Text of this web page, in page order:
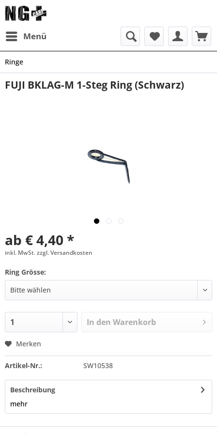
Menü
Ringe
FUJI BKLAG-M 1-Steg Ring (Schwarz)
ab € 4,40 *
inkl. MwSt. zzgl. Versandkosten
Ring Grösse:
In den Warenkorb
Merken
Artikel-Nr.: SW10538
Beschreibung
mehr